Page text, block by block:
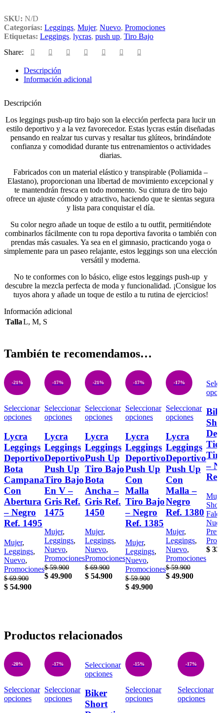
SKU: N/D
Categorías: Leggings, Mujer, Nuevo, Promociones
Etiquetas: Leggings, lycras, push up, Tiro Bajo
Share:
Descripción
Información adicional
Descripción
Los leggings push-up tiro bajo son la elección perfecta para lucir un
estilo deportivo y a la vez favorecedor. Estas lycras están diseñadas
pensando en realzar tus curvas y resaltar tus glúteos, brindándote
confianza y comodidad durante tus entrenamientos o actividades
diarias.
Fabricados con un material elástico y transpirable (Poliamida –
Elastano), proporcionan una libertad de movimiento excepcional y
te mantendrán fresca en todo momento. Su cintura de tiro bajo
ofrece un ajuste cómodo y atractivo, haciendo que te sientas segura
y lista para conquistar el día.
Su color negro añade un toque de estilo a tu outfit, permitiéndote
combinarlos fácilmente con tu ropa deportiva favorita o también con
prendas más casuales. Ya sea en el gimnasio, practicando yoga o
simplemente para un paseo relajante, estos leggings son una elección
versátil y moderna.
No te conformes con lo básico, elige estos leggings push-up y
descubre la mezcla perfecta de moda y funcionalidad. ¡Consigue los
tuyos ahora y añade un toque de estilo a tu rutina de ejercicios!
Información adicional
TallaL, M, S
También te recomendamos…
-21%
Seleccionar
opciones
Lycra
Leggings
Deportivo
Bota
Campana
Con
Abertura
– Negro
Ref. 1495
Mujer,
Leggings,
Nuevo,
Promociones
$69.900
$ 54.900
-17%
Seleccionar
opciones
Lycra
Leggings
Deportivo
Push Up
Tiro Bajo
En V –
Gris Ref.
1475
Mujer,
Leggings,
Nuevo,
Promociones
$59.900
$ 49.900
-21%
Seleccionar
opciones
Lycra
Leggings
Push Up
Tiro Bajo
Bota
Ancha –
Gris Ref.
1450
Mujer,
Leggings,
Nuevo,
Promociones
$69.900
$ 54.900
-17%
Seleccionar
opciones
Lycra
Leggings
Deportivo
Push Up
Con
Malla
Tiro Bajo
– Negro
Ref. 1385
Mujer,
Leggings,
Nuevo,
Promociones
$59.900
$ 49.900
-17%
Seleccionar
opciones
Lycra
Leggings
Deportivo
Push Up
Con
Malla –
Negro
Ref. 1380
Mujer,
Leggings,
Nuevo,
Promociones
$59.900
$ 49.900
Tie
–
$
Productos relacionados
-20%
Seleccionar
opciones
-17%
Seleccionar
opciones
Seleccionar
opciones
Biker
Short
-15%
Seleccionar
opciones
-17%
Seleccionar
opciones